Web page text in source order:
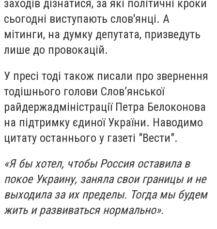
заходів дізнатися, за які політичні кроки
сьогодні виступають слов'янці. А
мітинги, на думку депутата, призведуть
лише до провокацій.
У пресі тоді також писали про звернення
тодішнього голови Слов’янської
райдержадміністрації Петра Белоконова
на підтримку єдиної України. Наводимо
цитату останнього у газеті "Вести".
«Я бы хотел, чтобы Россия оставила в
покое Украину, заняла свои границы и не
выходила за их пределы. Тогда мы будем
жить и развиваться нормально».